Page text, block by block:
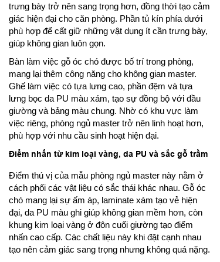
trưng bày trở nên sang trọng hơn, đồng thời tạo cảm
giác hiện đại cho căn phòng. Phần tủ kín phía dưới
phù hợp để cất giữ những vật dụng ít cần trưng bày,
giúp không gian luôn gọn.
Bàn làm việc gỗ óc chó được bố trí trong phòng,
mang lại thêm công năng cho không gian master.
Ghế làm việc có tựa lưng cao, phần đệm và tựa
lưng bọc da PU màu xám, tạo sự đồng bộ với đầu
giường và bảng màu chung. Nhờ có khu vực làm
việc riêng, phòng ngủ master trở nên linh hoạt hơn,
phù hợp với nhu cầu sinh hoạt hiện đại.
Điểm nhấn từ kim loại vàng, da PU và sắc gỗ trầm
Điểm thú vị của mẫu phòng ngủ master này nằm ở
cách phối các vật liệu có sắc thái khác nhau. Gỗ óc
chó mang lại sự ấm áp, laminate xám tạo vẻ hiện
đại, da PU màu ghi giúp không gian mềm hơn, còn
khung kim loại vàng ở đôn cuối giường tạo điểm
nhấn cao cấp. Các chất liệu này khi đặt cạnh nhau
tạo nên cảm giác sang trọng nhưng không quá nặng.